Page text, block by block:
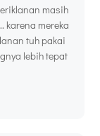
masih
karena mereka
tuh pakai
lebih tepat